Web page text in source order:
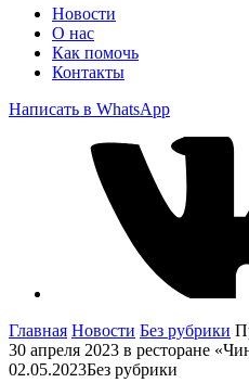
Новости
О нас
Как помочь
Контакты
Написать в WhatsApp
Главная Новости Без рубрики
30 апреля 2023 в ресторане
02.05.2023Без рубрики